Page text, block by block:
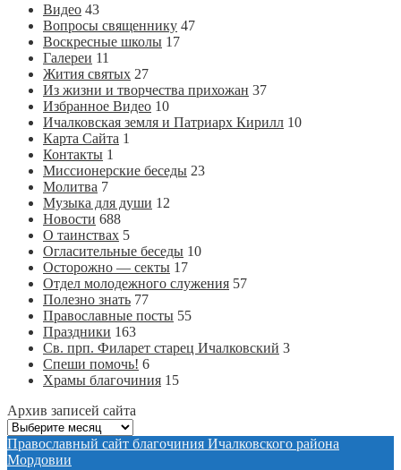
Видео 43
Вопросы священнику 47
Воскресные школы 17
Галереи 11
Жития святых 27
Из жизни и творчества прихожан 37
Избранное Видео 10
Ичалковская земля и Патриарх Кирилл 10
Карта Сайта 1
Контакты 1
Миссионерские беседы 23
Молитва 7
Музыка для души 12
Новости 688
О таинствах 5
Огласительные беседы 10
Осторожно — секты 17
Отдел молодежного служения 57
Полезно знать 77
Православные посты 55
Праздники 163
Св. прп. Филарет старец Ичалковский 3
Спеши помочь! 6
Храмы благочиния 15
Архив записей сайта
Архив
записей
сайта
Православный сайт благочиния Ичалковского района
Мордовии